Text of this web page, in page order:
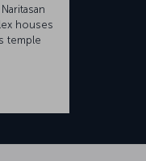
houses
temple,